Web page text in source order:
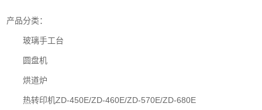
产品分类：
玻璃手工台
圆盘机
烘道炉
热转印机ZD-450E/ZD-460E/ZD-570E/ZD-680E